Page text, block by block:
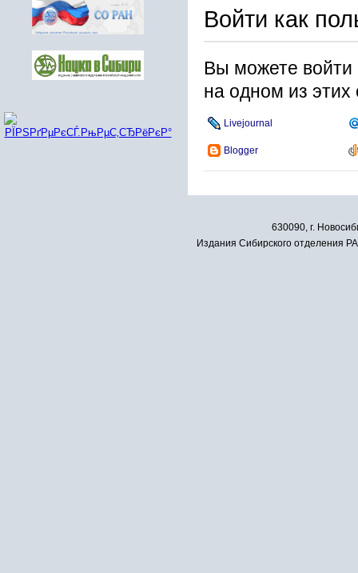
Войти как
Вы можете войти
на одном из этих
Livejournal
Blogger
630090, г.
Издания Сибирского отделения